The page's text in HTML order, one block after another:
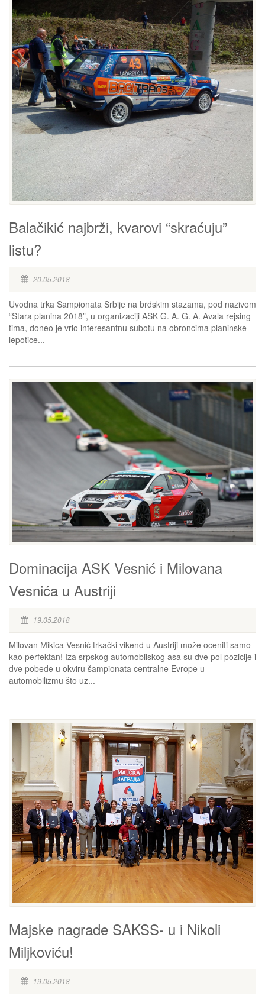
Balačikić najbrži, kvarovi “skraćuju”
listu?
20.05.2018
Uvodna trka Šampionata Srbije na brdskim stazama, pod nazivom
“Stara planina 2018”, u organizaciji ASK G. A. G. A. Avala rejsing
tima, doneo je vrlo interesantnu subotu na obroncima planinske
lepotice...
Dominacija ASK Vesnić i Milovana
Vesnića u Austriji
19.05.2018
Milovan Mikica Vesnić trkački vikend u Austriji može oceniti samo
kao perfektan! Iza srpskog automobilskog asa su dve pol pozicije i
dve pobede u okviru šampionata centralne Evrope u
automobilizmu što uz...
Majske nagrade SAKSS- u i Nikoli
Miljkoviću!
19.05.2018